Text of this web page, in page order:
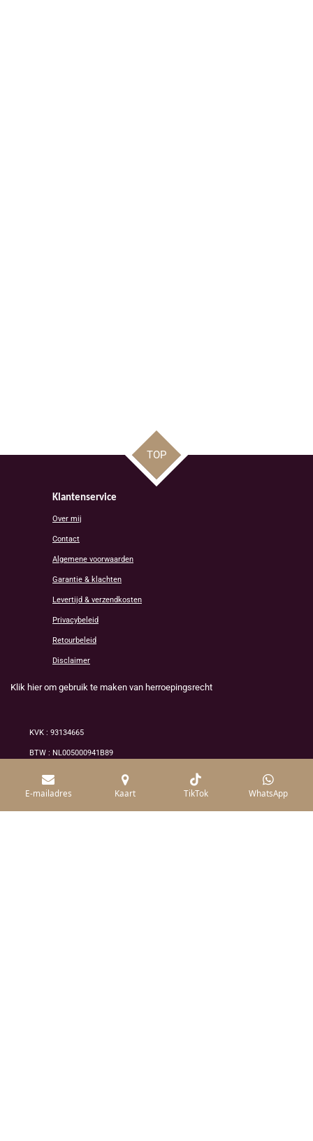
TOP
Klantenservice
Over mij
Contact
Algemene voorwaarden
Garantie & klachten
Levertijd & verzendkosten
Privacybeleid
Retourbeleid
Disclaimer
Klik hier om gebruik te maken van herroepingsrecht
KVK : 93134665
BTW : NL005000941B89
© 2026 Alle rechten voorbehouden /mineraluxe
E-mailadres Kaart TikTok WhatsApp